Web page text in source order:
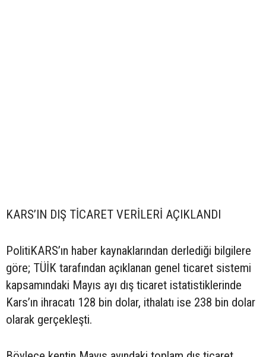
KARS’IN DIŞ TİCARET VERİLERİ AÇIKLANDI
PolitiKARS’ın haber kaynaklarından derlediği bilgilere
göre; TÜİK tarafından açıklanan genel ticaret sistemi
kapsamındaki Mayıs ayı dış ticaret istatistiklerinde
Kars’ın ihracatı 128 bin dolar, ithalatı ise 238 bin dolar
olarak gerçekleşti.